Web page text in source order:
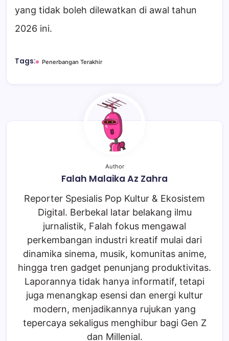
yang tidak boleh dilewatkan di awal tahun
2026 ini.
Tags: Penerbangan Terakhir
Author
Falah Malaika Az Zahra
Reporter Spesialis Pop Kultur & Ekosistem
Digital. Berbekal latar belakang ilmu
jurnalistik, Falah fokus mengawal
perkembangan industri kreatif mulai dari
dinamika sinema, musik, komunitas anime,
hingga tren gadget penunjang produktivitas.
Laporannya tidak hanya informatif, tetapi
juga menangkap esensi dan energi kultur
modern, menjadikannya rujukan yang
tepercaya sekaligus menghibur bagi Gen Z
dan Millenial.